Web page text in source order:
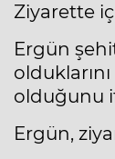
Ziyarette
Ergün
olduğunu
Ergün,